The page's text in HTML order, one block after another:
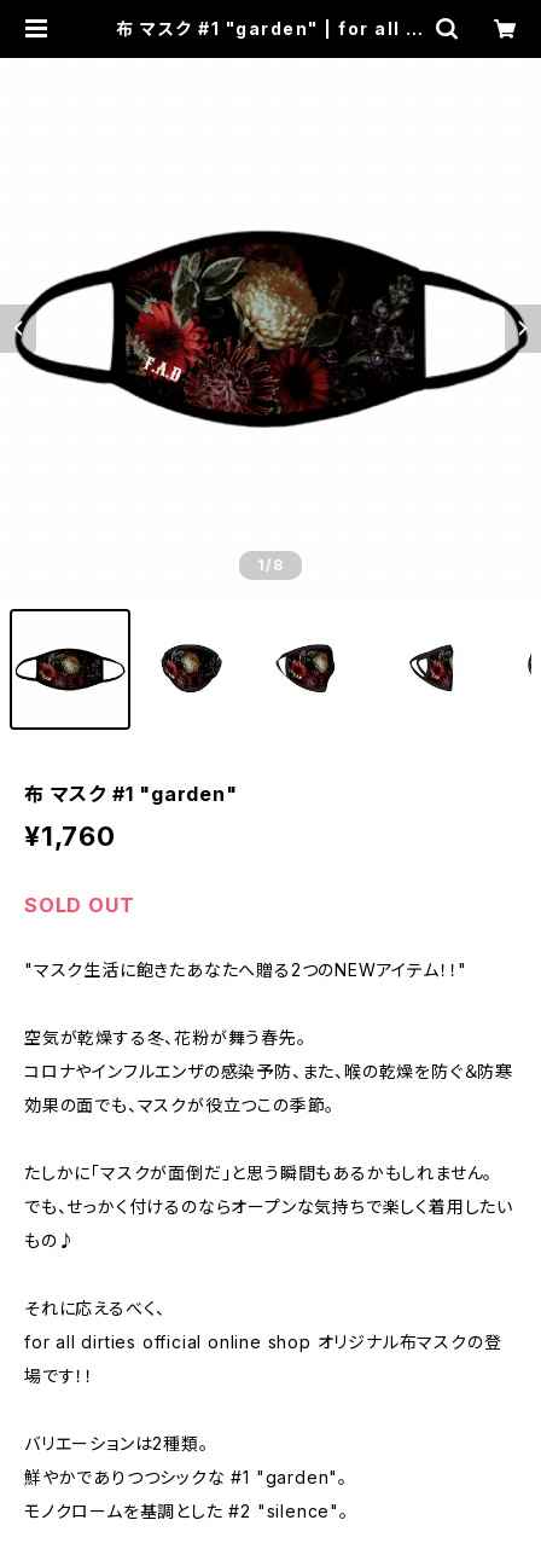
布 マスク #1 "garden" | for all di
1/8
布 マスク #1 "garden"
¥1,760
SOLD OUT
"マスク生活に飽きたあなたへ贈る2つのNEWアイテム！！"
空気が乾燥する冬、花粉が舞う春先。
コロナやインフルエンザの感染予防、また、喉の乾燥を防ぐ＆防寒
効果の面でも、マスクが役立つこの季節。
たしかに「マスクが面倒だ」と思う瞬間もあるかもしれません。
でも、せっかく付けるのならオープンな気持ちで楽しく着用したい
もの♪
それに応えるべく、
for all dirties official online shop オリジナル布マスクの登
場です！！
バリエーションは2種類。
鮮やかでありつつシックな #1 "garden"。
モノクロームを基調とした #2 "silence"。